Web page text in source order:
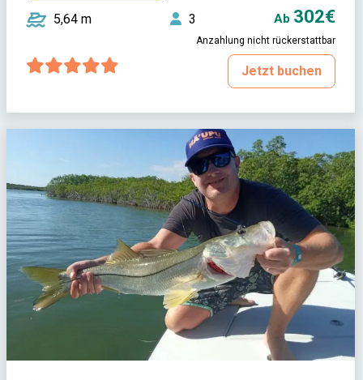
5,64 m 3 Ab 302€
Anzahlung nicht rückerstattbar
Jetzt buchen